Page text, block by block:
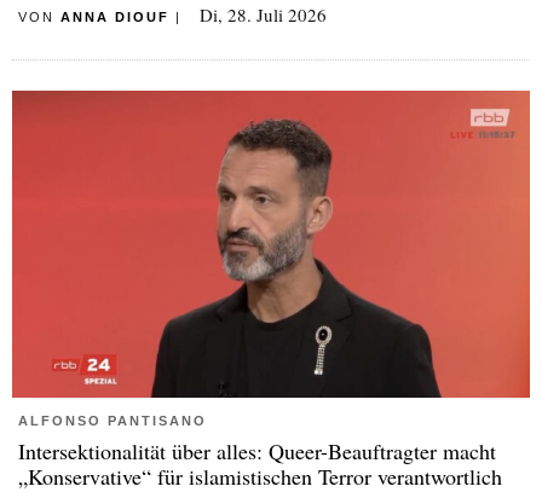
VON ANNA DIOUF | Di, 28. Juli 2026
ALFONSO PANTISANO
Intersektionalität über alles: Queer-Beauftragter macht
„Konservative“ für islamistischen Terror verantwortlich